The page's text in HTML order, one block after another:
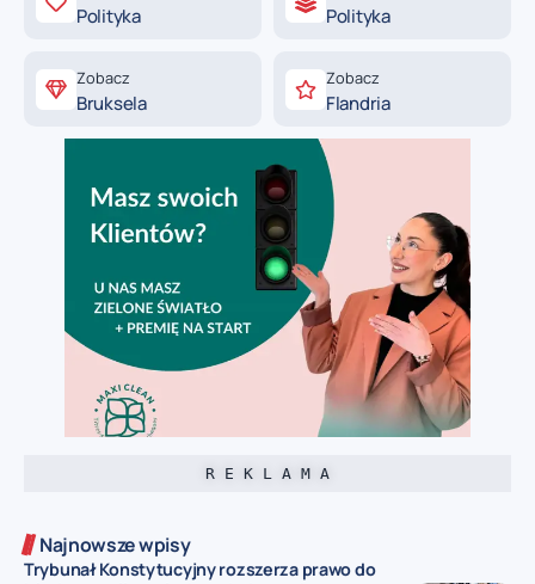
Polityka Polityka
Zobacz
Bruksela
Zobacz
Flandria
R E K L A M A
Najnowsze wpisy
Trybunał Konstytucyjny rozszerza prawo do